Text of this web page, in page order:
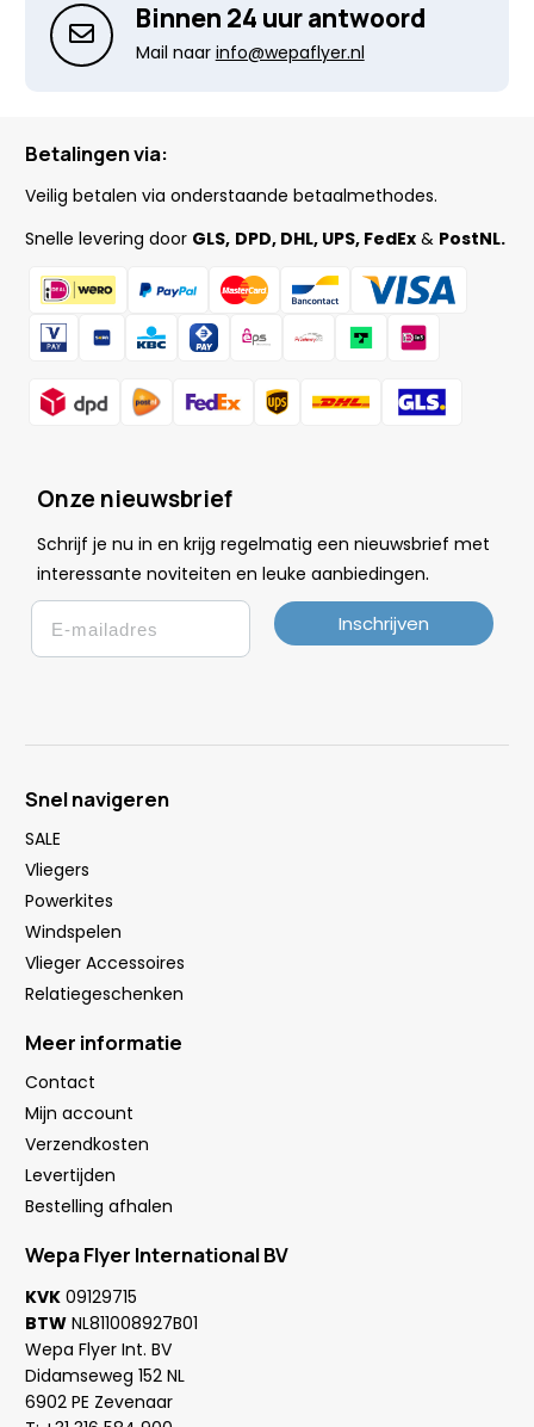
Binnen 24 uur antwoord
Mail naar info@wepaflyer.nl
Betalingen via:
Veilig betalen via onderstaande betaalmethodes.
Snelle levering door GLS, DPD, DHL, UPS, FedEx & PostNL.
Onze nieuwsbrief
Schrijf je nu in en krijg regelmatig een nieuwsbrief met
interessante noviteiten en leuke aanbiedingen.
Email
Inschrijven
Snel navigeren
SALE
Vliegers
Powerkites
Windspelen
Vlieger Accessoires
Relatiegeschenken
Meer informatie
Contact
Mijn account
Verzendkosten
Levertijden
Bestelling afhalen
Wepa Flyer International BV
KVK 09129715
BTW NL811008927B01
Wepa Flyer Int. BV
Didamseweg 152 NL
6902 PE Zevenaar